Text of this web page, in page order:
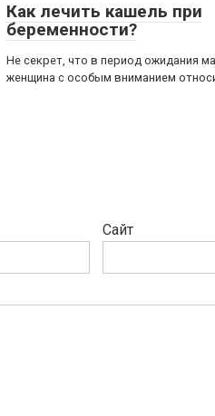
Как лечить кашель при
беременности?
Не секрет, что в период ожидания
женщина с особым вниманием
Сайт